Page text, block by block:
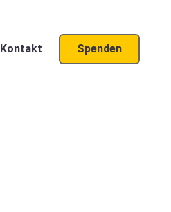
Kontakt Spenden